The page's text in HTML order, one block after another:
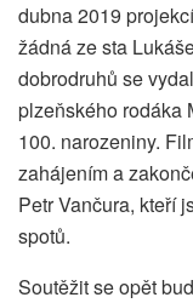
dubna 2019
žádná ze sta
dobrodruhů se
plzeňského rodáka
100. narozeniny.
zahájením a
Petr Vančura, kteří
spotů.
Soutěžit se opět